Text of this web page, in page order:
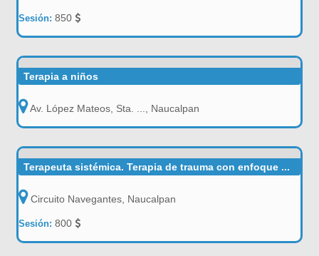
Sesión:850
Terapia a niños
Av. López Mateos, Sta. ..., Naucalpan
Terapeuta sistémica. Terapia de trauma con enfoque ...
Circuito Navegantes, Naucalpan
Sesión:800